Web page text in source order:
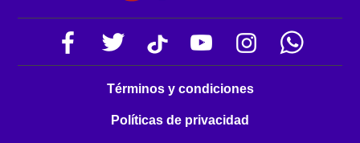
Términos y condiciones
Políticas de privacidad